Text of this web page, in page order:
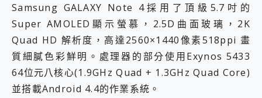
Locawhere AnyTo 寶可夢飛人 AnyTo 不出門也可以飛遍全世界
小體積 40000mAh 超大容量 一次充5個設備 充好充滿 CUKTECH 酷態科 300W 微型充電站 開箱 評測
97.3% 恢復率，資料救援就是這麼簡單 EaseUS Data Recovery Wizard Free 18.0.0 業界最好的資料救援軟體
磁碟系統大風吹 有了 磁碟管理程式 EaseUS Partition Master 就是這麼簡單
Xiaomi 14 Ultra 開箱 評測~ 有深度的 Leica 影像旗艦手機! 加碼小旗艦 Xiaomi 14 開箱 評測
vivo TWS 3e 真無線藍牙耳機智慧降噪升級、音質明亮溫潤，並支援雙設備連接~
Samsung GALAXY Note 4採用了頂級5.7吋的
Super AMOLED顯示螢慕，2.5D曲面玻璃，2K
Quad HD 解析度，高達2560×1440像素518ppi 畫
質細膩色彩鮮明。處理器的部分使用Exynos 5433
64位元八核心(1.9GHz Quad + 1.3GHz Quad Core)
並搭載Android 4.4的作業系統。